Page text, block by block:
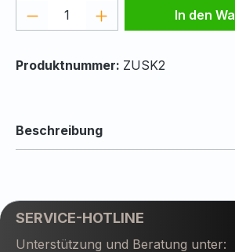
Produkt Anzahl: GibIn den
Produktnummer: ZUSK2
Beschreibung
SERVICE-HOTLINE
Unterstützung und Beratung unter: